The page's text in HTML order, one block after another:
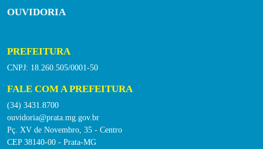
OUVIDORIA
PREFEITURA
CNPJ: 18.260.505/0001-50
FALE COM A PREFEITURA
(34) 3431.8700
ouvidoria@prata.mg.gov.br
Pç. XV de Novembro, 35 - Centro
CEP 38140-00 - Prata-MG